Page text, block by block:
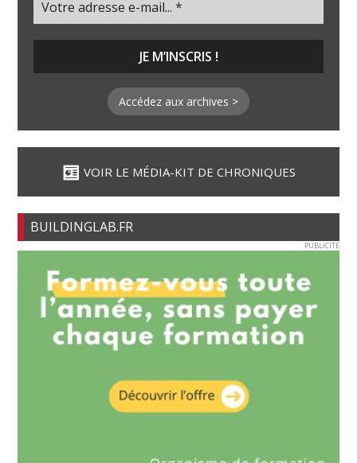
Accédez aux archives >
VOIR LE MÉDIA-KIT DE CHRONIQUES
BUILDINGLAB.FR
PUBLICITE